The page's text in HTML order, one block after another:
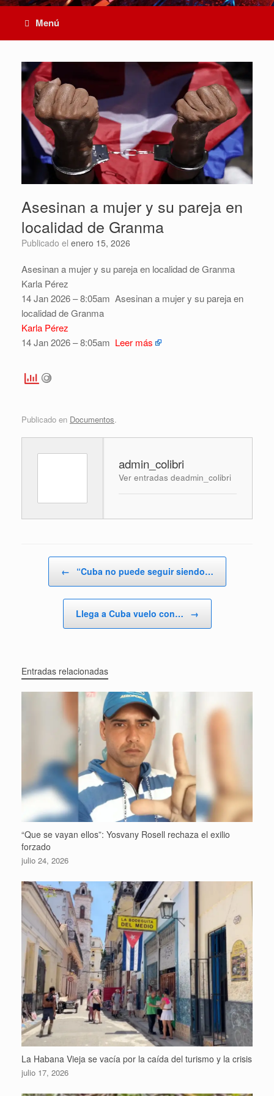
Menú
Asesinan a mujer y su pareja en
localidad de Granma
Publicado el enero 15, 2026
Asesinan a mujer y su pareja en localidad de Granma
Karla Pérez
14 Jan 2026 – 8:05am Asesinan a mujer y su pareja en
localidad de Granma
Karla Pérez
14 Jan 2026 – 8:05am Leer más
Publicado en Documentos.
admin_colibri
Ver entradas deadmin_colibri
← “Cuba no puede seguir siendo…
Llega a Cuba vuelo con… →
Entradas relacionadas
“Que se vayan ellos”: Yosvany Rosell rechaza el exilio
forzado
julio 24, 2026
La Habana Vieja se vacía por la caída del turismo y la crisis
julio 17, 2026